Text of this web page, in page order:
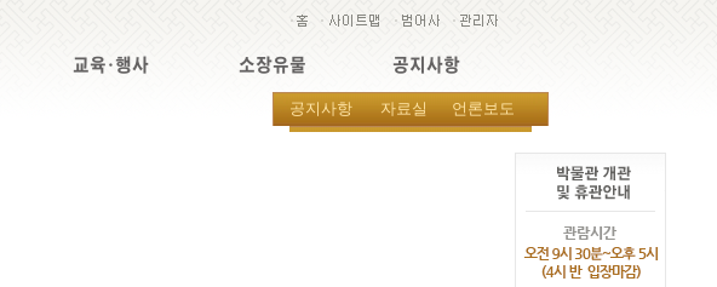
교육·행사 소장유물 공지사항
공지사항 자료실 언론보도